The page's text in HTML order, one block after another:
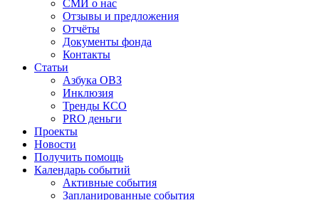
СМИ о нас
Отзывы и предложения
Отчёты
Документы фонда
Контакты
Статьи
Азбука ОВЗ
Инклюзия
Тренды КСО
PRO деньги
Проекты
Новости
Получить помощь
Календарь событий
Активные события
Запланированные события